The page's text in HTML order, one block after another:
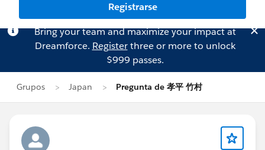
Registrarse
Bring your team and maximize your impact at
Dreamforce. Registerthree or more to unlock
$999 passes.
Grupos Japan Pregunta de 孝平 竹村